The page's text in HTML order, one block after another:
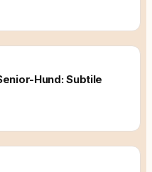
Hund: Subtile